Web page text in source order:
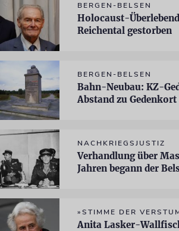
BERGEN-BELSEN
Holocaust-
Reichental gestorben
BERGEN-BELSEN
Bahn-Neubau: KZ-
Abstand zu Gedenkort
NACHKRIEGSJUSTIZ
Verhandlung über
Jahren begann der
Anita Lasker-